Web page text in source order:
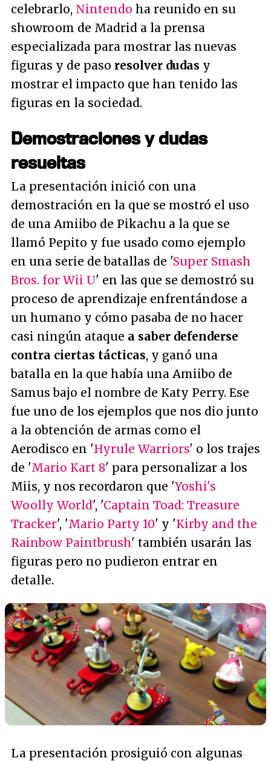
celebrarlo, Nintendo ha reunido en su
showroom de Madrid a la prensa
especializada para mostrar las nuevas
figuras y de paso resolver dudas y
mostrar el impacto que han tenido las
figuras en la sociedad.
Demostraciones y dudas
resueltas
La presentación inició con una
demostración en la que se mostró el uso
de una Amiibo de Pikachu a la que se
llamó Pepito y fue usado como ejemplo
en una serie de batallas de 'Super Smash
Bros. for Wii U' en las que se demostró su
proceso de aprendizaje enfrentándose a
un humano y cómo pasaba de no hacer
casi ningún ataque a saber defenderse
contra ciertas tácticas, y ganó una
batalla en la que había una Amiibo de
Samus bajo el nombre de Katy Perry. Ese
fue uno de los ejemplos que nos dio junto
a la obtención de armas como el
Aerodisco en 'Hyrule Warriors' o los trajes
de 'Mario Kart 8' para personalizar a los
Miis, y nos recordaron que 'Yoshi's
Woolly World', 'Captain Toad: Treasure
Tracker', 'Mario Party 10' y 'Kirby and the
Rainbow Paintbrush' también usarán las
figuras pero no pudieron entrar en
detalle.
La presentación prosiguió con algunas